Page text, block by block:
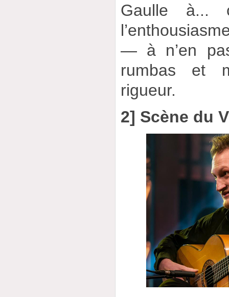
Gaulle à...
— à n’en
rumbas et
rigueur.
2] Scène du